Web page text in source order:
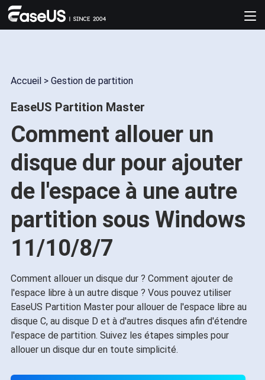
Accueil > Gestion de partition
EaseUS Partition Master
Comment allouer un
disque dur pour ajouter
de l'espace à une autre
partition sous Windows
11/10/8/7
Comment allouer un disque dur ? Comment ajouter de
l'espace libre à un autre disque ? Vous pouvez utiliser
EaseUS Partition Master pour allouer de l'espace libre au
disque C, au disque D et à d'autres disques afin d'étendre
l'espace de partition. Suivez les étapes simples pour
allouer un disque dur en toute simplicité.